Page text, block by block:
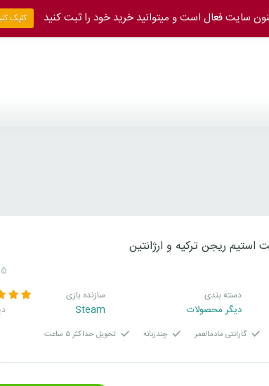
ریجن ترکیه و ارژانتین
دسته بندی
دیگر محصولات
سازنده بازی
Steam
گارانتی مادمالعمر چندزبانه تحویل حداکثر ۵ ساعت
سایت فعال است و میتوانید خرید خود را ثبت کنید کلیک